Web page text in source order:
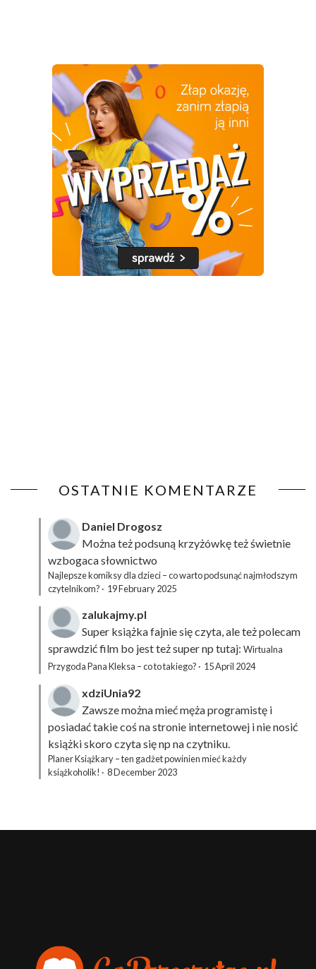
OSTATNIE KOMENTARZE
Daniel Drogosz
Można też podsuną krzyżówkęteż świetnie
wzbogaca słownictwo
Najlepsze komiksy dla dzieci – co warto podsunąć najmłodszym
czytelnikom? · 19 February 2025
zalukajmy.pl
Super książka fajnie się czyta, ale też polecam
sprawdzić film bo jest też super np tutaj: Wirtualna
Przygoda Pana Kleksa – co to takiego? · 15 April 2024
xdziUnia92
Zawsze można mieć męża programistę i
posiadać takie coś na stronie internetowej i nie nosić
książki skoro czyta się np na czytniku.
Planer Książkary – ten gadżet powinien mieć każdy
książkoholik! · 8 December 2023